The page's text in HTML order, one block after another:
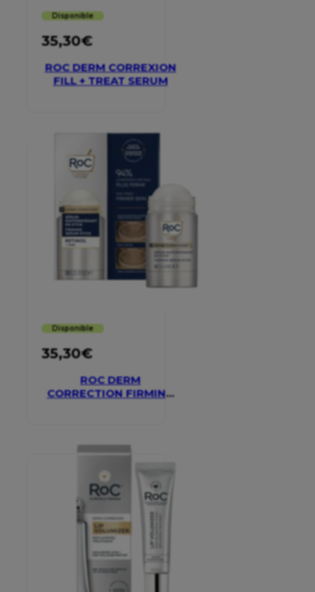
Disponible
35,30€
ROC DERM CORREXION
FILL + TREAT SERUM
Disponible
35,30€
ROC DERM
CORRECTION FIRMING